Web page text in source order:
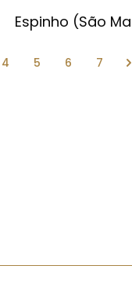
Espinho (São
4 5 6 7